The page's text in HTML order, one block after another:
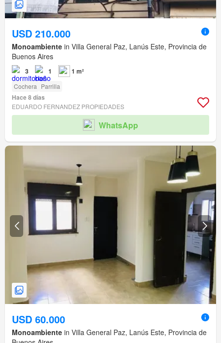
USD 210.000
Monoambiente in Villa General Paz, Lanús Este, Provincia de
Buenos Aires
3 1 1 m²
Cochera Parrilla
Hace 8 días
EDUARDO FERNANDEZ PROPIEDADES
WhatsApp
USD 60.000
Monoambiente in Villa General Paz, Lanús Este, Provincia de